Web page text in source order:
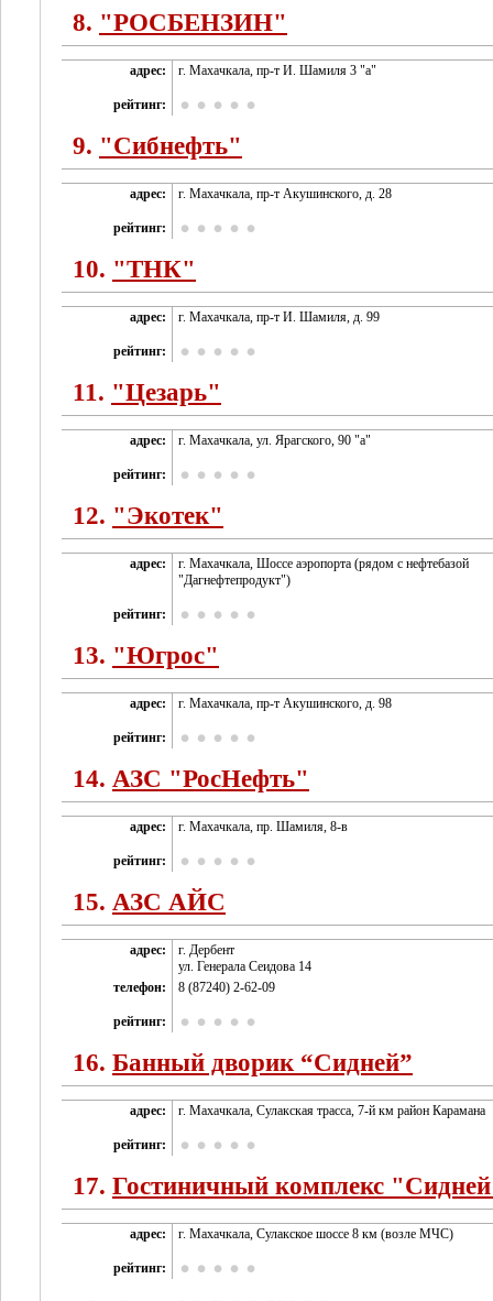
8. "РОСБЕНЗИН"
адрес: г. Махачкала, пр-т И. Шамиля 3 "а"
рейтинг:
9. "Сибнефть"
адрес: г. Махачкала, пр-т Акушинского, д. 28
рейтинг:
10. "ТНК"
адрес: г. Махачкала, пр-т И. Шамиля, д. 99
рейтинг:
11. "Цезарь"
адрес: г. Махачкала, ул. Ярагского, 90 "а"
рейтинг:
12. "Экотек"
адрес:
г. Махачкала, Шоссе аэропорта (рядом с нефтебазой
"Дагнефтепродукт")
рейтинг:
13. "Югрос"
адрес: г. Махачкала, пр-т Акушинского, д. 98
рейтинг:
14. АЗС "РосНефть"
адрес: г. Махачкала, пр. Шамиля, 8-в
рейтинг:
15. АЗС АЙС
адрес:
г. Дербент
ул. Генерала Сеидова 14
телефон:
8 (87240) 2-62-09
рейтинг:
16. Банный дворик “Сидней”
адрес: г. Махачкала, Сулакская трасса, 7-й км район Карамана
рейтинг:
17. Гостиничный комплекс
адрес: г. Махачкала, Сулакское шоссе 8 км (возле МЧС)
рейтинг: